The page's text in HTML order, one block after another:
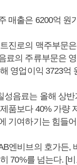
매출은 6200억 원
진로의 맥주부문
료의 주류부문은
영업이익 3723억
성음료는 올해 상
품보다 40% 가량
기여하기는 힘들
엔비브의 호가든,
70%를 넘는다. [